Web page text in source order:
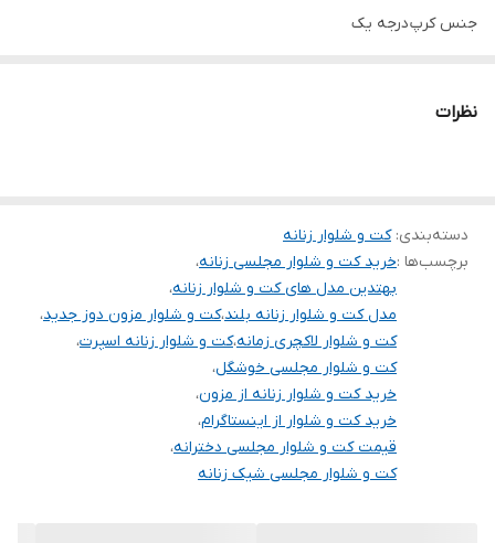
جنس کرپ درجه یک
دوستان عزیز در هنگام انتخاب مدل دقت کنید مشخصات لباس ها زیر
آنها درج شده است چون این سایت امکان مرجوع ندارد و فقط امکان
تعویض سایز دارد.
نظرات
دسته‌بندی:کت و شلوار زنانه
برچسب‌ها :خرید کت و شلوار مجلسی زنانه،
بهتدین مدل های کت و شلوار زنانه،
مدل کت و شلوار زنانه بلند،کت و شلوار مزون دوز جدید،
کت و شلوار لاکچری زمانه،کت و شلوار زنانه اسپرت،
کت و شلوار مجلسی خوشگل،
خرید کت و شلوار زنانه از مزون،
خرید کت و شلوار از اینستاگرام،
قیمت کت و شلوار مجلسی دخترانه،
کت و شلوار مجلسی شیک زنانه